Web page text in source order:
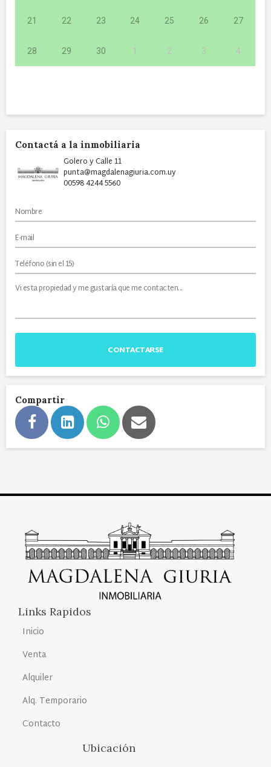
21 22 23 24 25 26 27
28 29 30 1 2 3 4
Contactá a la inmobiliaria
Golero y Calle 11
punta@magdalenagiuria.com.uy
00598 4244 5560
CONTACTARSE
Compartir
Links Rapidos
Inicio
Venta
Alquiler
Alq. Temporario
Contacto
Ubicación